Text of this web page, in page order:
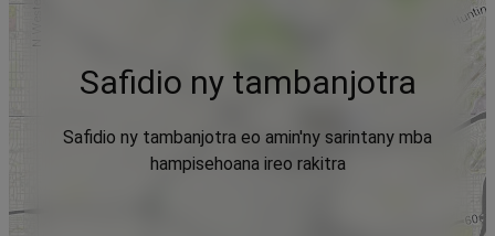
Safidio ny tambanjotra
Safidio ny tambanjotra eo amin'ny sarintany mba
hampisehoana ireo rakitra